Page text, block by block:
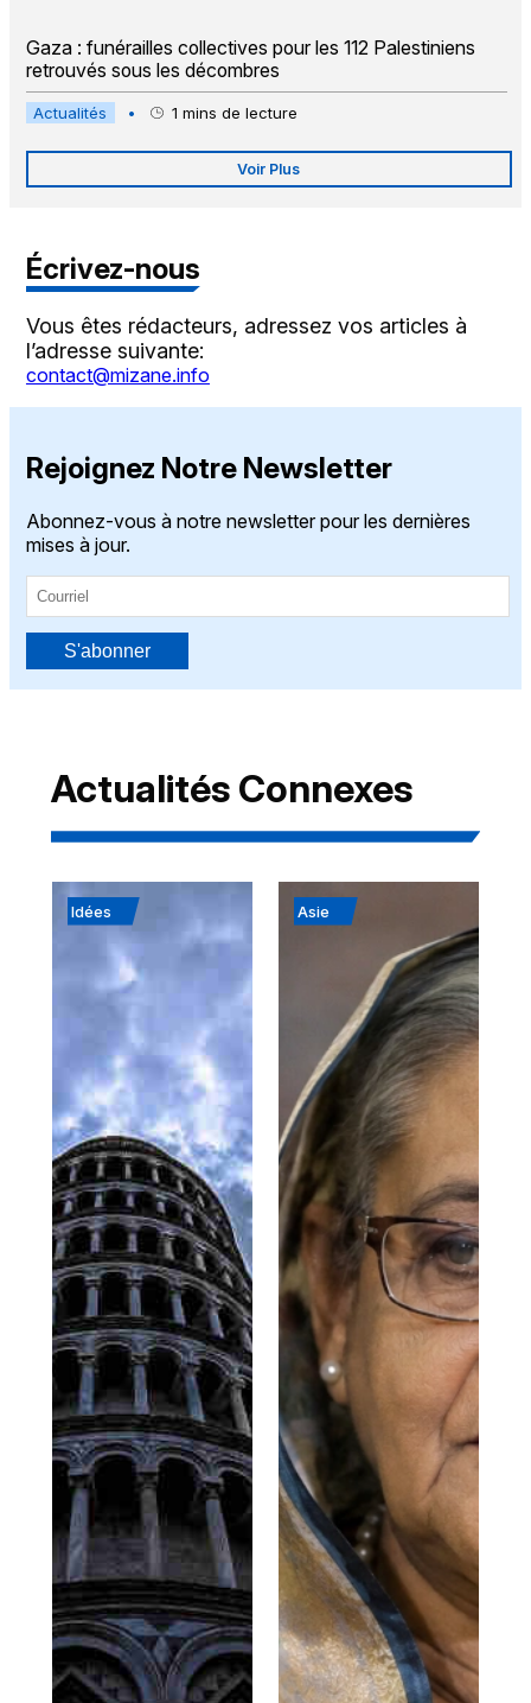
Gaza : funérailles collectives pour les 112 Palestiniens
retrouvés sous les décombres
Actualités • 1 mins de lecture
Voir Plus
Écrivez-nous
Vous êtes rédacteurs, adressez vos articles à
l’adresse suivante:
contact@mizane.info
Rejoignez Notre Newsletter
Abonnez-vous à notre newsletter pour les dernières
mises à jour.
S'abonner
Actualités Connexes
Idées Asie